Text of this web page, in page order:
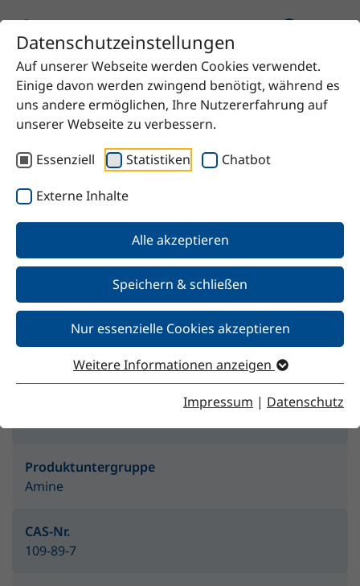
Datenschutzeinstellungen
Auf unserer Webseite werden Cookies verwendet.
Einige davon werden zwingend benötigt, während es
uns andere ermöglichen, Ihre Nutzererfahrung auf
unserer Webseite zu verbessern.
Essenziell
Statistiken Chatbot
Externe Inhalte
Alle akzeptieren
Speichern & schließen
Nur essenzielle Cookies akzeptieren
Weitere Informationen anzeigen
Impressum | Datenschutz
Startseite Produkt Diethylamin
Diethylamin
Merkmale
Produktuntergruppe
Amine
CAS-Nr.
109-89-7